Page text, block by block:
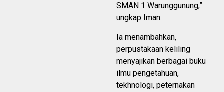
SMAN 1 Warunggunung,”
ungkap Iman.
Ia menambahkan,
perpustakaan keliling
menyajikan berbagai buku
ilmu pengetahuan,
tekhnologi, peternakan